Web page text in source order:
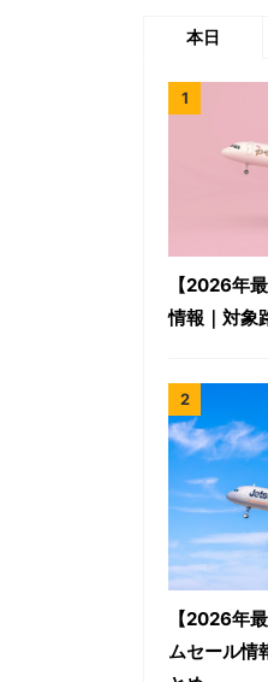
本日
【2026年
情報｜対象
【2026年
ムセール情